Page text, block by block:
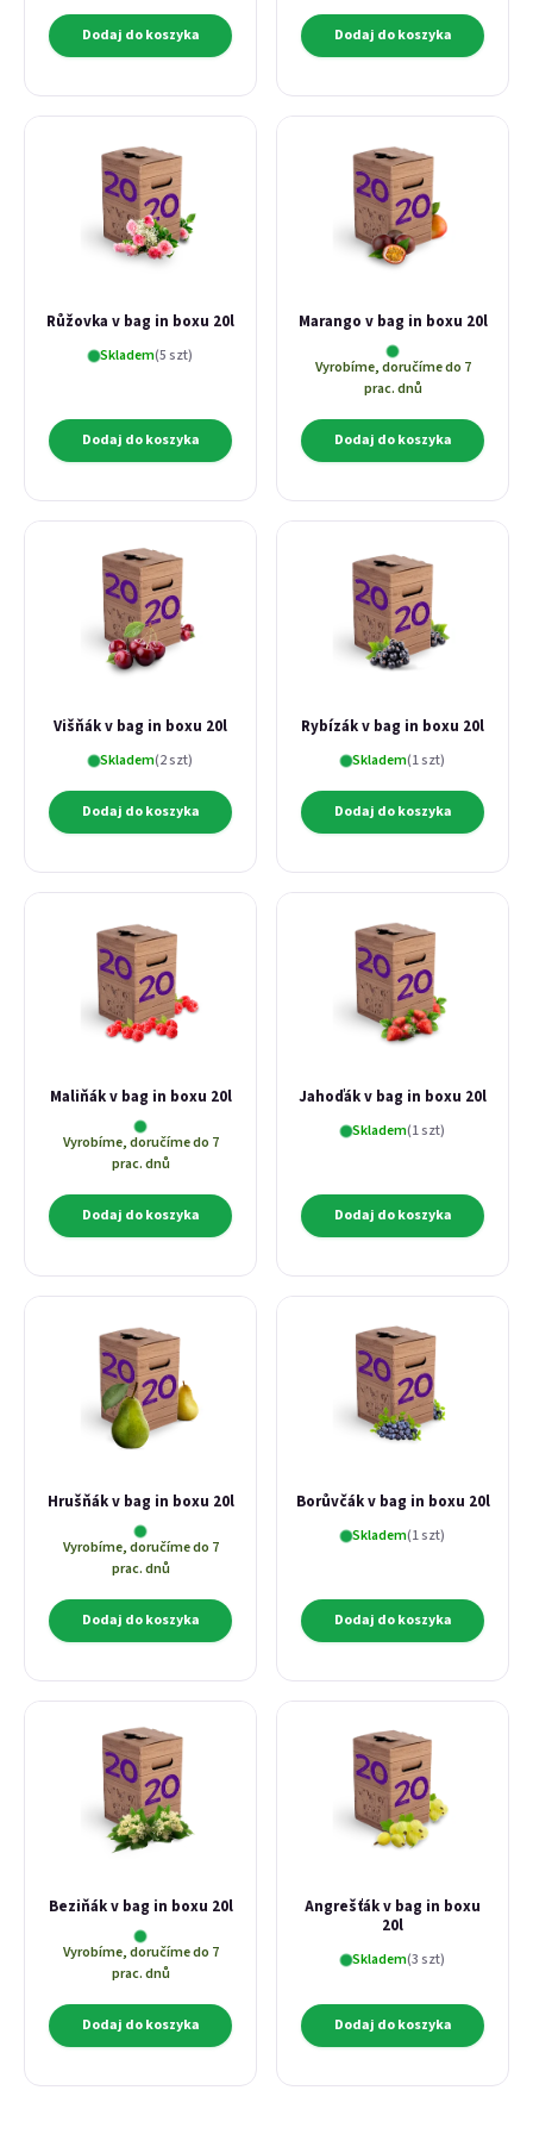
E-mail
Zaloguj się
Zarejestruj sięNie pamiętam hasła
Dodaj do koszyka Dodaj do koszyka
Růžovka v bag in boxu 20l
Skladem(5 szt)
Dodaj do koszyka
Marango v bag in boxu 20l
Vyrobíme, doručíme do 7
prac. dnů
Dodaj do koszyka
Višňák v bag in boxu 20l
Skladem(2 szt)
Dodaj do koszyka
Rybízák v bag in boxu 20l
Skladem(1 szt)
Dodaj do koszyka
Maliňák v bag in boxu 20l
Vyrobíme, doručíme do 7
prac. dnů
Dodaj do koszyka
Jahoďák v bag in boxu 20l
Skladem(1 szt)
Dodaj do koszyka
Hrušňák v bag in boxu 20l
Vyrobíme, doručíme do 7
prac. dnů
Dodaj do koszyka
Borůvčák v bag in boxu 20l
Skladem(1 szt)
Dodaj do koszyka
Beziňák v bag in boxu 20l
Vyrobíme, doručíme do 7
prac. dnů
Dodaj do koszyka
Angrešťák v bag in boxu
20l
Skladem(3 szt)
Dodaj do koszyka